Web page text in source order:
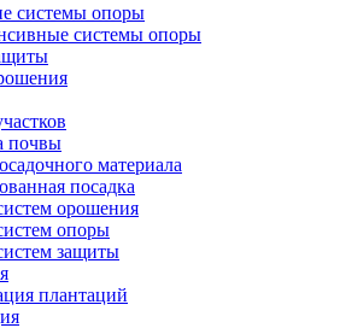
системы опоры
системы опоры
почвы
материала
посадка
орошения
опоры
защиты
плантаций